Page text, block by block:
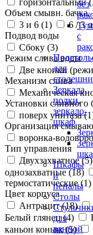
без
с
для
Зеркала,
полки,
зеркало-
шкаф
Шкафы
и
пеналы
Столы
для
ванной
Объем смывн. бачка,
3 и 6 (1) 6 / 3
Подвод воды
Сбоку (3)
Режим слива воды
Две кнопки
Механизм слива
Механическая
Установки сливного
поверх унитаза (1
Организация
воронка-
Тип управления
Двухзахватное (5
однозахватные (18)
термостатические (1)
Цвет корпуса
Антрацит (18)
Белый глянец (4)
каньон коньяк (5)